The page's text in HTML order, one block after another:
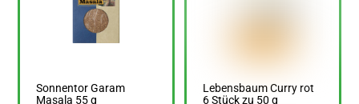
Sonnentor Garam
Masala 55 g
Lebensbaum Curry rot
6 Stück zu 50 g